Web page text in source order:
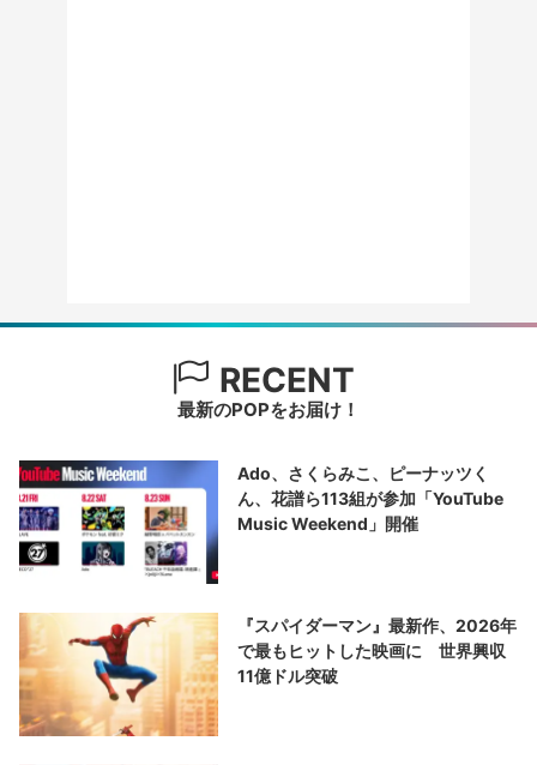
RECENT
最新のPOPをお届け！
Ado、さくらみこ、ピーナッツく
ん、花譜ら113組が参加「YouTube
Music Weekend」開催
『スパイダーマン』最新作、2026年
で最もヒットした映画に 世界興収
11億ドル突破